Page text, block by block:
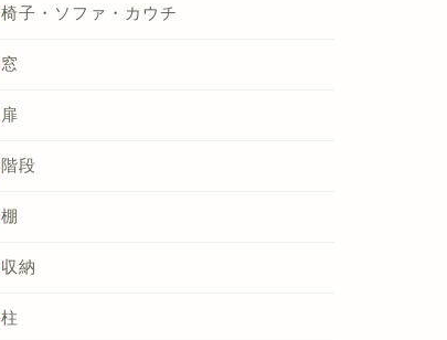
椅子・ソファ・カウチ
窓
扉
階段
棚
収納
柱